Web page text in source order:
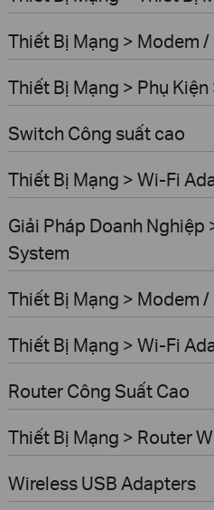
Thiết Bị Mạng > Modem
Thiết Bị Mạng > Phụ
Switch Công suất cao
Thiết Bị Mạng > Wi-Fi
Giải Pháp Doanh
System
Thiết Bị Mạng > Modem
Thiết Bị Mạng > Wi-Fi
Router Công Suất Cao
Thiết Bị Mạng > Router
Wireless USB Adapters